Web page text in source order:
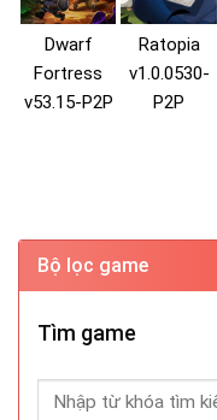
Dwarf
Fortress
v53.15-P2P
Ratopia
v1.0.0530-
P2P
Bộ lọc game
Tìm game